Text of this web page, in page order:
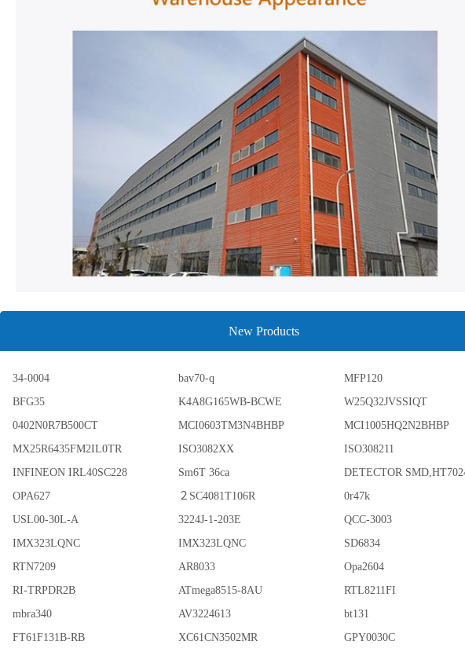
New Products
34-0004 bav70-q MFP120
BFG35
K4A8G165WB-BCWE W25Q32JVSSIQT
0402N0R7B500CT
MCI0603TM3N4BHBP MCI1005HQ2N2BHBP
MX25R6435FM2IL0TR
ISO3082XX ISO308211
INFINEON IRL40SC228
Sm6T 36ca
OPA627
２SC4081T106R 0r47k
USL00-30L-A
3224J-1-203E QCC-3003
IMX323LQNC
IMX323LQNC SD6834
RTN7209
AR8033 Opa2604
RI-TRPDR2B
ATmega8515-8AU RTL8211FI
mbra340
AV3224613 bt131
FT61F131B-RB
XC61CN3502MR GPY0030C